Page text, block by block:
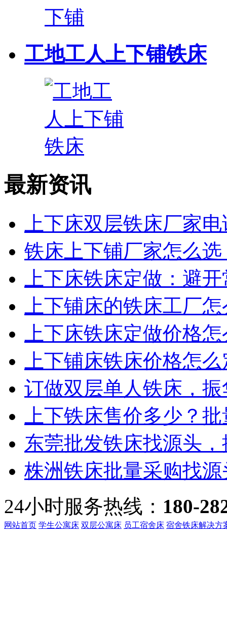
工地工人上下铺铁床
最新资讯
上下床双层铁床厂家
铁床上下铺厂家怎么
上下床铁床定做：避
上下铺床的铁床工厂
上下床铁床定做价格
上下铺床铁床价格怎
订做双层单人铁床，
上下铁床售价多少？
东莞批发铁床找源头
株洲铁床批量采购找
24小时服务热线： 180-
网站首页 学生公寓床 双层公寓床 员工宿舍床 宿舍铁床解决方